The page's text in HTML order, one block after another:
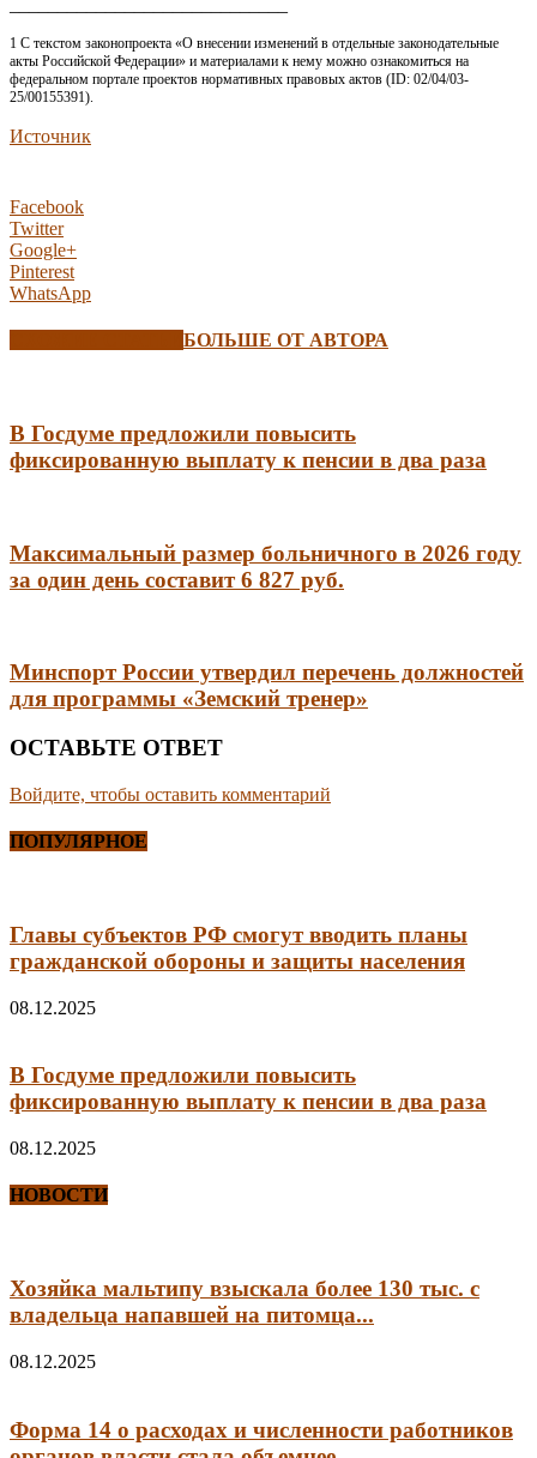
1 С текстом законопроекта «О внесении изменений в отдельные законодательные
акты Российской Федерации» и материалами к нему можно ознакомиться на
федеральном портале проектов нормативных правовых актов (ID: 02/04/03-
25/00155391).
Источник
Facebook
Twitter
Google+
Pinterest
WhatsApp
БОЛЬШЕ ОТ АВТОРА
В Госдуме предложили повысить
фиксированную выплату к пенсии в два раза
Максимальный размер больничного в 2026 году
за один день составит 6 827 руб.
Минспорт России утвердил перечень должностей
для программы «Земский тренер»
ОСТАВЬТЕ ОТВЕТ
Войдите, чтобы оставить комментарий
ПОПУЛЯРНОЕ
Главы субъектов РФ смогут вводить планы
гражданской обороны и защиты населения
08.12.2025
В Госдуме предложили повысить
фиксированную выплату к пенсии в два раза
08.12.2025
НОВОСТИ
Хозяйка мальтипу взыскала более 130 тыс. с
владельца напавшей на питомца...
08.12.2025
Форма 14 о расходах и численности работников